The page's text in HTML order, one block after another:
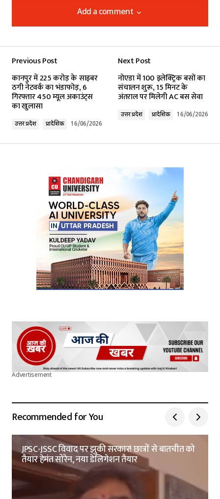
Add a comment
Add a comment
Required fields are marked*
Comment
Your E-mail*
Submit Comment
Previous Post
कानपुर में 225 करोड़ के साइबर
ठगी नेटवर्क का भंडाफोड़, 6
गिरफ्तार 450 म्यूल अकाउंट्स
का खुलासा
उत्तर प्रदेश प्रादेशिक 16/06/2026
Next Post
नोएडा में 100 इलेक्ट्रिक बसों का
संचालन शुरू, 15 मिनट के
अंतराल पर मिलेगी AC बस सेवा
उत्तर प्रदेश प्रादेशिक 16/06/2026
Advertisement
Recommended for You
JPSC-JSSC विवाद पर झुकी सरकार! छात्रों से बातचीत को
तैयार हेमंत सोरेन, नया डेलिगेशन तैयार